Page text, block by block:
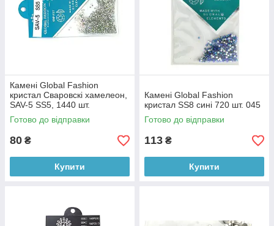
Камені Global Fashion
кристал Сваровскі хамелеон,
SAV-5 SS5, 1440 шт.
Готово до відправки
80 ₴
Купити
Камені Global Fashion
кристал SS8 сині 720 шт. 045
Готово до відправки
113 ₴
Купити